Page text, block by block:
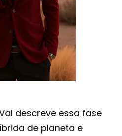
descreve essa fase
de planeta e